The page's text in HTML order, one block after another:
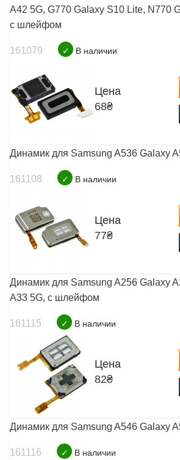
A42 5G, G770 Galaxy S10 Lite, N770
с шлейфом
161079 ✓ В наличии
Цена
68₴
Динамик для Samsung A536 Galaxy
161108 ✓ В наличии
Цена
77₴
Динамик для Samsung A256 Galaxy
A33 5G, с шлейфом
161115 ✓ В наличии
Цена
82₴
Динамик для Samsung A546 Galaxy
161116 ✓ В наличии